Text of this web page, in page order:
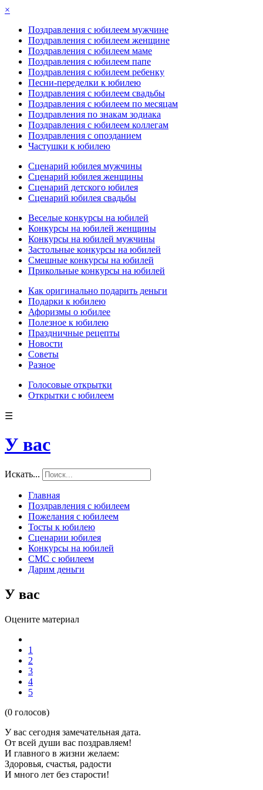
×
Поздравления с юбилеем мужчине
Поздравления с юбилеем женщине
Поздравления с юбилеем маме
Поздравления с юбилеем папе
Поздравления с юбилеем ребенку
Песни-переделки к юбилею
Поздравления с юбилеем свадьбы
Поздравления с юбилеем по месяцам
Поздравления по знакам зодиака
Поздравления с юбилеем коллегам
Поздравления с опозданием
Частушки к юбилею
Сценарий юбилея мужчины
Сценарий юбилея женщины
Сценарий детского юбилея
Сценарий юбилея свадьбы
Веселые конкурсы на юбилей
Конкурсы на юбилей женщины
Конкурсы на юбилей мужчины
Застольные конкурсы на юбилей
Смешные конкурсы на юбилей
Прикольные конкурсы на юбилей
Как оригинально подарить деньги
Подарки к юбилею
Афоризмы о юбилее
Полезное к юбилею
Праздничные рецепты
Новости
Советы
Разное
Голосовые открытки
Открытки с юбилеем
☰
У вас
Искать...
Главная
Поздравления с юбилеем
Пожелания с юбилеем
Тосты к юбилею
Сценарии юбилея
Конкурсы на юбилей
СМС с юбилеем
Дарим деньги
У вас
Оцените материал
1
2
3
4
5
(0 голосов)
У вас сегодня замечательная дата.
От всей души вас поздравляем!
И главного в жизни желаем:
Здоровья, счастья, радости
И много лет без старости!